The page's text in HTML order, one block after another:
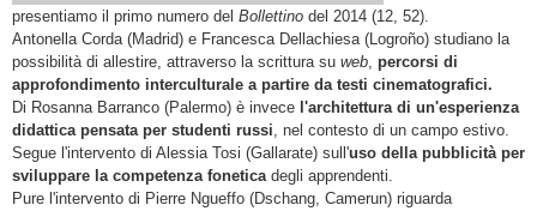
presentiamo il primo numero del Bollettino del 2014 (12, 52).
Antonella Corda (Madrid) e Francesca Dellachiesa (Logroño) studiano la
possibilità di allestire, attraverso la scrittura su web, percorsi di
approfondimento interculturale a partire da testi cinematografici.
Di Rosanna Barranco (Palermo) è invece l'architettura di un'esperienza
didattica pensata per studenti russi, nel contesto di un campo estivo.
Segue l'intervento di Alessia Tosi (Gallarate) sull'uso della pubblicità per
sviluppare la competenza fonetica degli apprendenti.
Pure l'intervento di Pierre Ngueffo (Dschang, Camerun) riguarda